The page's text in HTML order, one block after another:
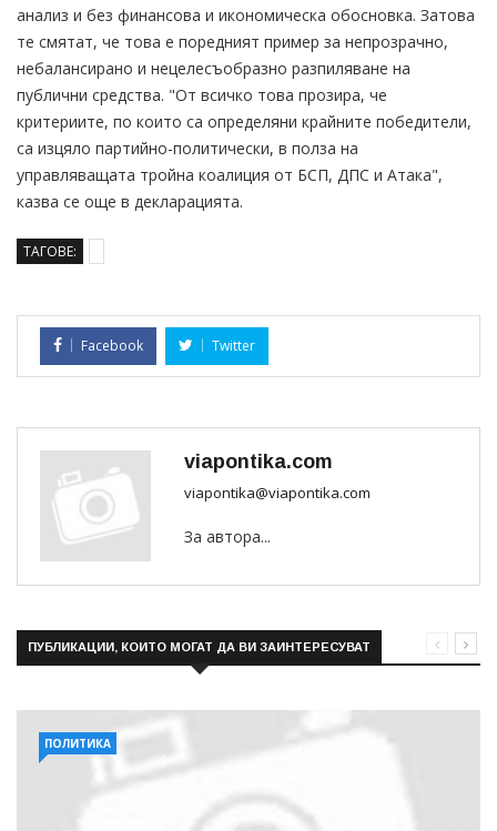
анализ и без финансова и икономическа обосновка. Затова
те смятат, че това е поредният пример за непрозрачно,
небалансирано и нецелесъобразно разпиляване на
публични средства. "От всичко това прозира, че
критериите, по които са определяни крайните победители,
са изцяло партийно-политически, в полза на
управляващата тройна коалиция от БСП, ДПС и Атака",
казва се още в декларацията.
ТАГОВЕ:
Facebook Twitter
viapontika.com
viapontika@viapontika.com
За автора...
ПУБЛИКАЦИИ, КОИТО МОГАТ ДА ВИ ЗАИНТЕРЕСУВАТ
ПОЛИТИКА